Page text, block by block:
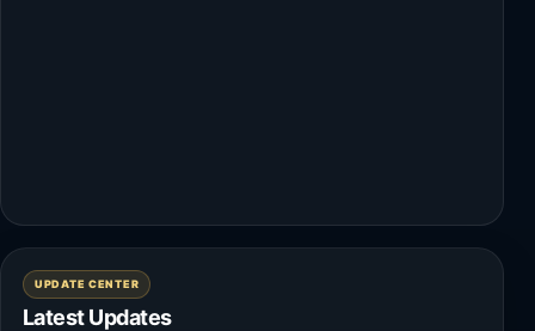
UPDATE CENTER
Latest Updates